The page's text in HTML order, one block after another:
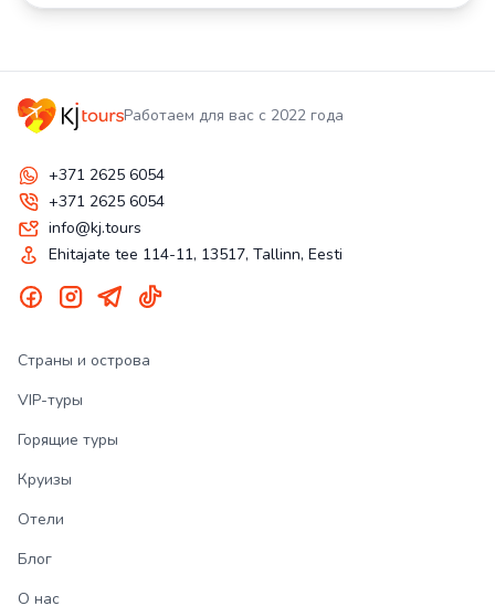
Работаем для вас с 2022 года
+371 2625 6054
+371 2625 6054
info@kj.tours
Ehitajate tee 114-11, 13517, Tallinn, Eesti
Страны и острова
VIP-туры
Горящие туры
Круизы
Отели
Блог
О нас